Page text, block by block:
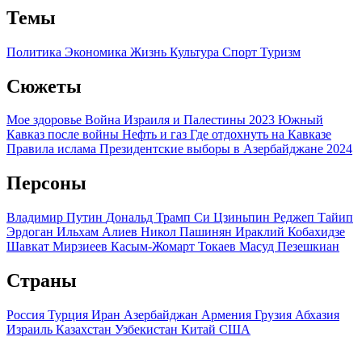
Темы
Политика Экономика Жизнь Культура Спорт Туризм
Сюжеты
Мое здоровье Война Израиля и Палестины 2023 Южный
Кавказ после войны Нефть и газ Где отдохнуть на Кавказе
Правила ислама Президентские выборы в Азербайджане 2024
Персоны
Владимир Путин Дональд Трамп Си Цзиньпин Реджеп Тайип
Эрдоган Ильхам Алиев Никол Пашинян Ираклий Кобахидзе
Шавкат Мирзиеев Касым-Жомарт Токаев Масуд Пезешкиан
Страны
Россия Турция Иран Азербайджан Армения Грузия Абхазия
Израиль Казахстан Узбекистан Китай США